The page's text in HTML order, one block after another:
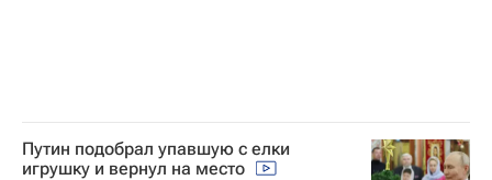
Путин подобрал упавшую с елки
игрушку и вернул на место